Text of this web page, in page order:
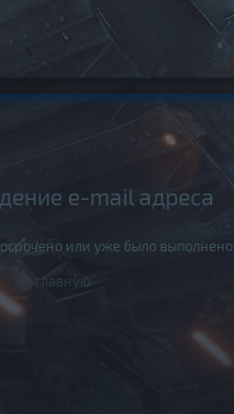
e-mail адреса
или уже было выполнено
На главную